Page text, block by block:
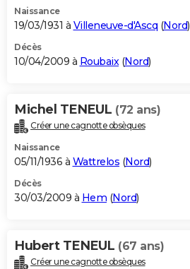
Naissance
19/03/1931 à Villeneuve-d'Ascq (Nord)
Décès
10/04/2009 à Roubaix(Nord)
Michel TENEUL (72 ans)
Créer une cagnotte obsèques
Naissance
05/11/1936 à Wattrelos (Nord)
Décès
30/03/2009 à Hem (Nord)
Hubert TENEUL (67 ans)
Créer une cagnotte obsèques